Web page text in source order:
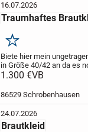
16.07.2026
Traumhaftes
Merken
Biete hier mein
in Größe 40/42 an da es
umgenäht wurde kann es
werden.Inklusive Reifrock
1.300 €VB
86529 Schrobenhausen
24.07.2026
Brautkleid